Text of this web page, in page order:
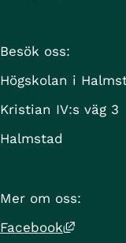
Besök oss:
Högskolan i
Kristian IV:s väg 3
Halmstad
Mer om oss:
Facebook
Länk